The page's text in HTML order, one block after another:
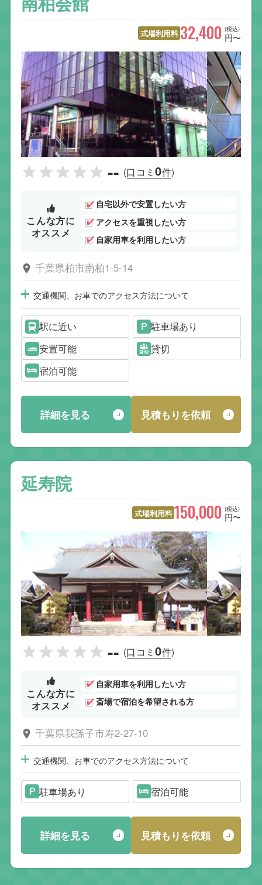
式場利用料 (税込)
32,400 円〜
-- (口コミ0件)
こんな方に
オススメ
自宅以外で安置したい方
アクセスを重視したい方
自家用車を利用したい方
千葉県柏市南柏1-5-14
交通機関、お車でのアクセス方法について
駅に近い
駐車場あり
安置可能
貸切
宿泊可能
詳細を見る 見積もりを依頼
延寿院
式場利用料 (税込)
150,000 円〜
-- (口コミ0件)
こんな方に
オススメ
自家用車を利用したい方
斎場で宿泊を希望される方
千葉県我孫子市寿2-27-10
交通機関、お車でのアクセス方法について
駐車場あり 宿泊可能
詳細を見る 見積もりを依頼